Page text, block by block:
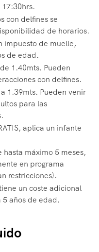
con delfines se
de horarios.
impuesto de muelle,
de edad.
1.40mts. Pueden
con delfines.
1.39mts. Pueden venir
para las
aplica un infante
máximo 5 meses,
en programa
restricciones).
un coste adicional
años de edad.